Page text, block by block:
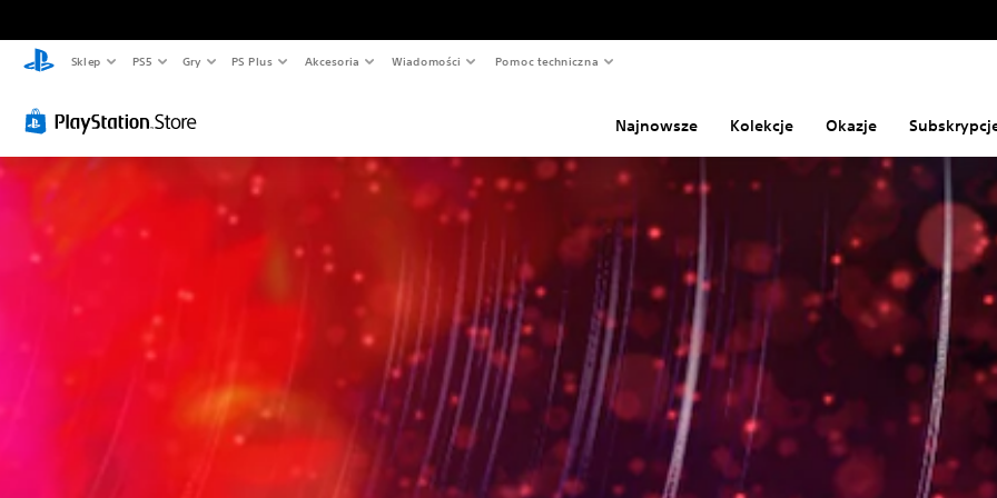
Sklep PS5 Gry PS Plus Akcesoria Wiadomości Pomoc techniczna
Najnowsze Kolekcje Okazje